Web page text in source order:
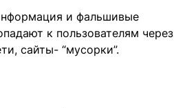
и фальшивые
к пользователям через
сайты- “мусорки”.